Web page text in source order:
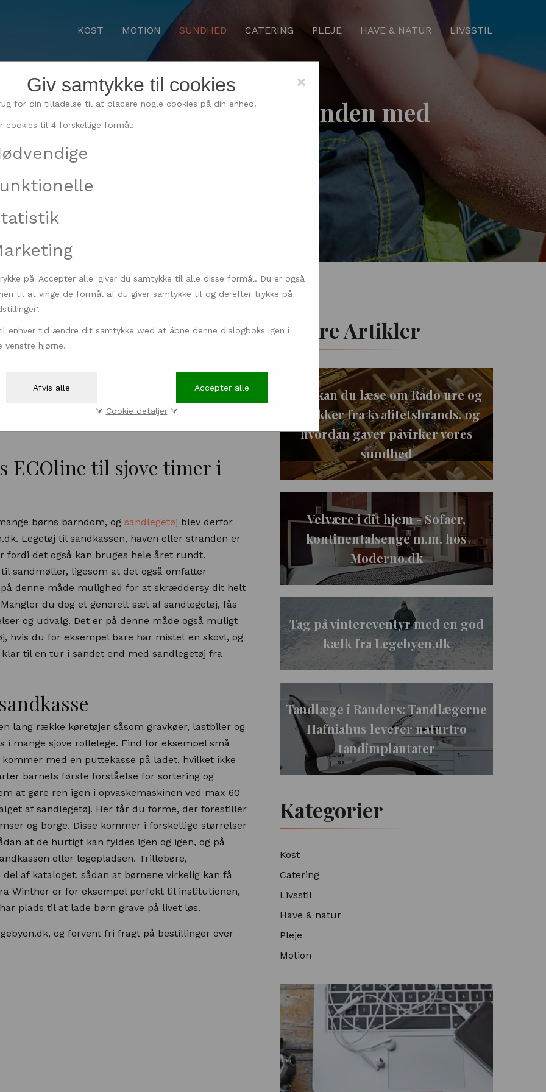
KOST MOTION SUNDHED CATERING PLEJE HAVE & NATUR LIVSSTIL
det muligt at lege ved stranden med
sandlegetøj
aldre. På www.legebyen.dk finder du derfor et
der er det perfekte alternativ til skærme eller
på www.legebyen.dk, hvis du vil høre mere
ECOline til sjove timer i
børns barndom, og sandlegetøj blev derfor
Legetøj til sandkassen, haven eller stranden er
det også kan bruges hele året rundt.
sandmøller, ligesom at det også omfatter
denne måde mulighed for at skræddersy dit helt
du dog et generelt sæt af sandlegetøj, fås
og udvalg. Det er på denne måde også muligt
hvis du for eksempel bare har mistet en skovl, og
til en tur i sandet end med sandlegetøj fra
lang række køretøjer såsom gravkøer, lastbiler og
mange sjove rollelege. Find for eksempel små
kommer med en puttekasse på ladet, hvilket ikke
barnets første forståelse for sortering og
at gøre ren igen i opvaskemaskinen ved max 60
af sandlegetøj. Her får du forme, der forestiller
og borge. Disse kommer i forskellige størrelser
at de hurtigt kan fyldes igen og igen, og på
eller legepladsen. Trillebøre,
af kataloget, sådan at børnene virkelig kan få
Winther er for eksempel perfekt til institutionen,
plads til at lade børn grave på livet løs.
og forvent fri fragt på bestillinger over
Andre Artikler
Her kan du læse om Rado ure og
smykker fra kvalitetsbrands, og
hvordan gaver påvirker vores
sundhed
Velvære i dit hjem - Sofaer,
kontinentalsenge m.m. hos
Moderno.dk
Tag på vintereventyr med en god
kælk fra Legebyen.dk
Tandlæge i Randers: Tandlægerne
Hafniahus leverer naturtro
tandimplantater
Kategorier
Kost
Catering
Livsstil
Have & natur
Pleje
Motion
×
Giv samtykke til cookies
for din tilladelse til at placere nogle cookies på din enhed.
cookies til 4 forskellige formål:
på 'Accepter alle' giver du samtykke til alle disse formål. Du er også
til at vinge de formål af du giver samtykke til og derefter trykke på
enhver tid ændre dit samtykke wed at åbne denne dialogboks igen i
venstre hjørne.
Afvis alle Accepter alle
⮛ Cookie detaljer ⮛